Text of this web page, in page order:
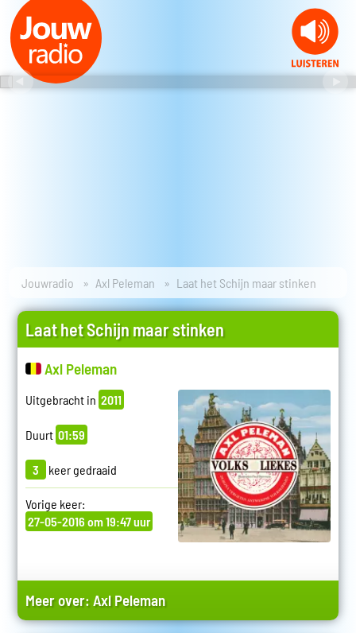
Jouwradio Axl Peleman Laat het Schijn maar stinken
Laat het Schijn maar stinken
Axl Peleman
Uitgebracht in 2011
Duurt 01:59
3 keer gedraaid
Vorige keer:
27-05-2016 om 19:47 uur
Meer over:Axl Peleman